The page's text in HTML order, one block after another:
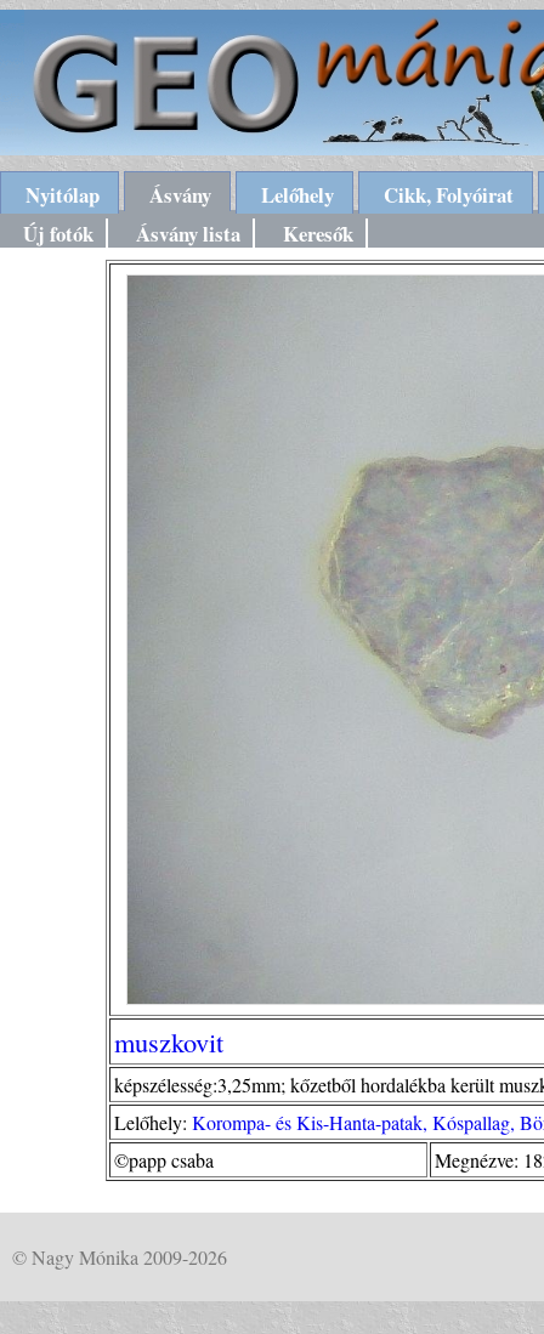
Nyitólap Ásvány Lelőhely
Cikk, Folyóirat
Új fotók
Ásvány lista Keresők
muszkovit
képszélesség:3,25mm; kőzetből hordalékba került
Lelőhely: Korompa- és Kis-Hanta-patak, Kóspallag,
©papp csaba
Megnézve:
© Nagy Mónika 2009-2026